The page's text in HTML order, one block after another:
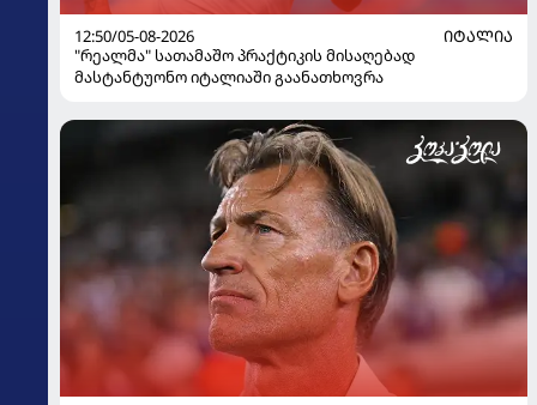
12:50/05-08-2026
ᲘᲢᲐᲚᲘᲐ
"რეალმა" სათამაშო პრაქტიკის მისაღებად
მასტანტუონო იტალიაში გაანათხოვრა